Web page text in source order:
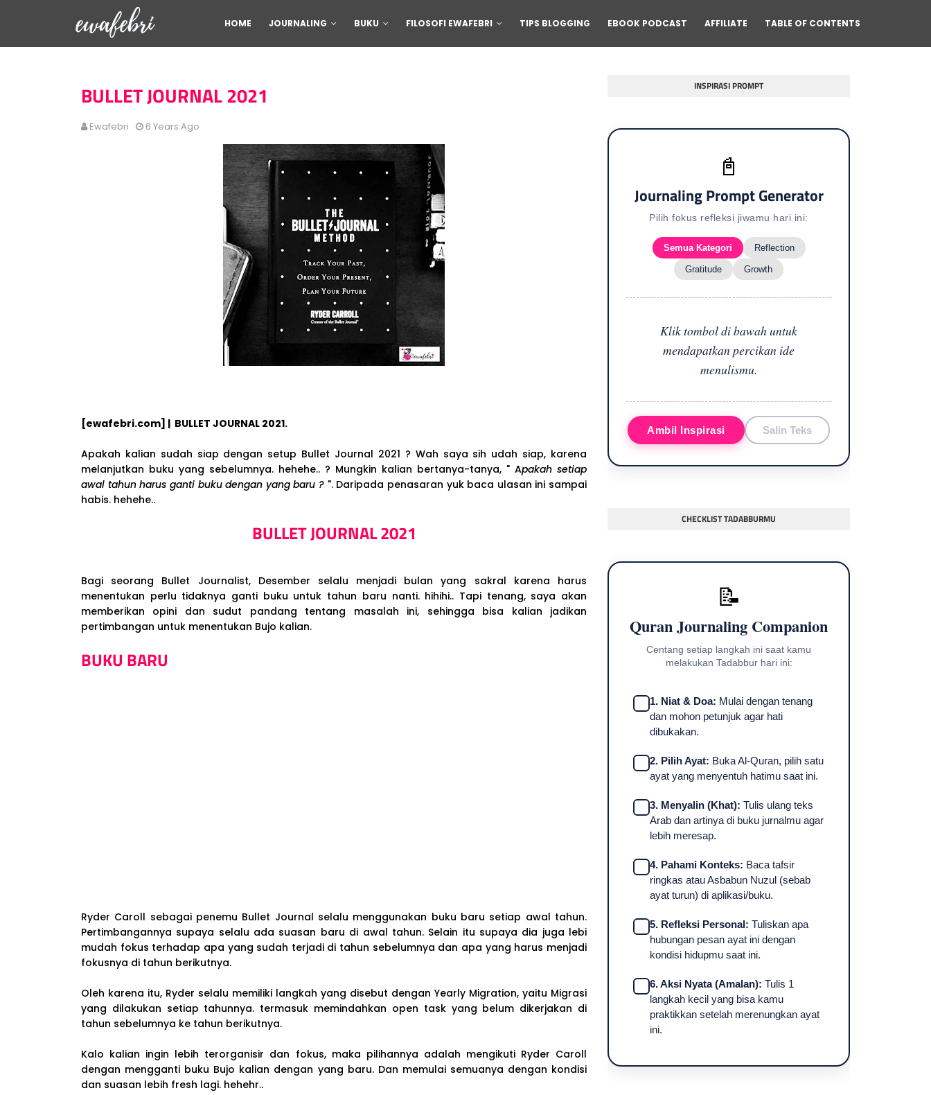
HOME JOURNALING BUKU FILOSOFI EWAFEBRI TIPS BLOGGING EBOOK PODCAST AFFILIATE TABLE OF CONTENTS
BULLET JOURNAL 2021
Ewafebri 6 Years Ago
[ewafebri.com] | BULLET JOURNAL 2021.
Apakah kalian sudah siap dengan setup Bullet Journal 2021 ? Wah saya sih udah siap, karena
melanjutkan buku yang sebelumnya. hehehe.. ? Mungkin kalian bertanya-tanya, " Apakah setiap
awal tahun harus ganti buku dengan yang baru ? ". Daripada penasaran yuk baca ulasan ini sampai
habis. hehehe..
BULLET JOURNAL 2021
Bagi seorang Bullet Journalist, Desember selalu menjadi bulan yang sakral karena harus
menentukan perlu tidaknya ganti buku untuk tahun baru nanti. hihihi.. Tapi tenang, saya akan
memberikan opini dan sudut pandang tentang masalah ini, sehingga bisa kalian jadikan
pertimbangan untuk menentukan Bujo kalian.
BUKU BARU
Ryder Caroll sebagai penemu Bullet Journal selalu menggunakan buku baru setiap awal tahun.
Pertimbangannya supaya selalu ada suasan baru di awal tahun. Selain itu supaya dia juga lebi
mudah fokus terhadap apa yang sudah terjadi di tahun sebelumnya dan apa yang harus menjadi
fokusnya di tahun berikutnya.
Oleh karena itu, Ryder selalu memiliki langkah yang disebut dengan Yearly Migration, yaitu Migrasi
yang dilakukan setiap tahunnya. termasuk memindahkan open task yang belum dikerjakan di
tahun sebelumnya ke tahun berikutnya.
Kalo kalian ingin lebih terorganisir dan fokus, maka pilihannya adalah mengikuti Ryder Caroll
dengan mengganti buku Bujo kalian dengan yang baru. Dan memulai semuanya dengan kondisi
dan suasan lebih fresh lagi. hehehr..
INSPIRASI PROMPT
📓
Journaling Prompt Generator
Pilih fokus refleksi jiwamu hari ini:
Semua Kategori Reflection
Gratitude Growth
Klik tombol di bawah untuk
mendapatkan percikan ide
menulismu.
Ambil Inspirasi Salin Teks
CHECKLIST TADABBURMU
📝
Quran Journaling Companion
Centang setiap langkah ini saat kamu
melakukan Tadabbur hari ini:
1. Niat & Doa: Mulai dengan tenang
dan mohon petunjuk agar hati
dibukakan.
2. Pilih Ayat: Buka Al-Quran, pilih satu
ayat yang menyentuh hatimu saat ini.
3. Menyalin (Khat): Tulis ulang teks
Arab dan artinya di buku jurnalmu agar
lebih meresap.
4. Pahami Konteks: Baca tafsir
ringkas atau Asbabun Nuzul (sebab
ayat turun) di aplikasi/buku.
5. Refleksi Personal: Tuliskan apa
hubungan pesan ayat ini dengan
kondisi hidupmu saat ini.
6. Aksi Nyata (Amalan): Tulis 1
langkah kecil yang bisa kamu
praktikkan setelah merenungkan ayat
ini.